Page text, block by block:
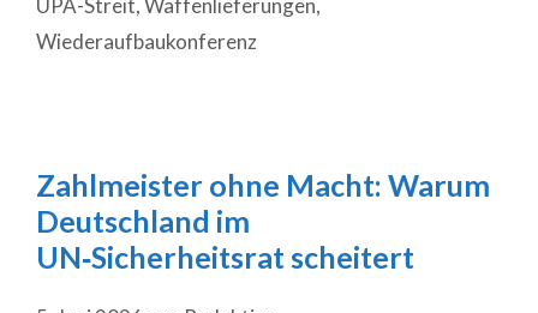
Wiederaufbaukonferenz
Zahlmeister ohne Macht: Warum
Deutschland im
UN‑Sicherheitsrat scheitert